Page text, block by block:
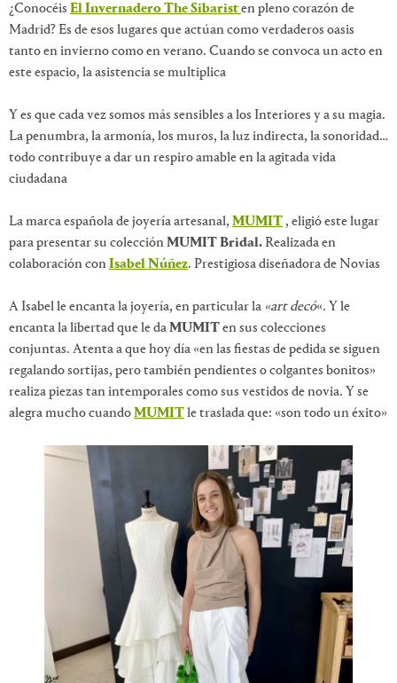
¿Conocéis El Invernadero The Sibaristen pleno corazón de
Madrid? Es de esos lugares que actúan como verdaderos oasis
tanto en invierno como en verano. Cuando se convoca un acto en
este espacio, la asistencia se multiplica
Y es que cada vez somos más sensibles a los Interiores y a su magia.
La penumbra, la armonía, los muros, la luz indirecta, la sonoridad…
todo contribuye a dar un respiro amable en la agitada vida
ciudadana
La marca española de joyería artesanal, MUMIT , eligió este lugar
para presentar su colecciónMUMIT Bridal. Realizada en
colaboración conIsabel Núñez. Prestigiosa diseñadora de Novias
A Isabel le encanta la joyería, en particular la «art decó«. Y le
encanta la libertad que le daMUMITen sus colecciones
conjuntas. Atenta a que hoy día «en las fiestas de pedida se siguen
regalando sortijas, pero también pendientes o colgantes bonitos»
realiza piezas tan intemporales como sus vestidos de novia. Y se
alegra mucho cuandoMUMITle traslada que: «son todo un éxito»